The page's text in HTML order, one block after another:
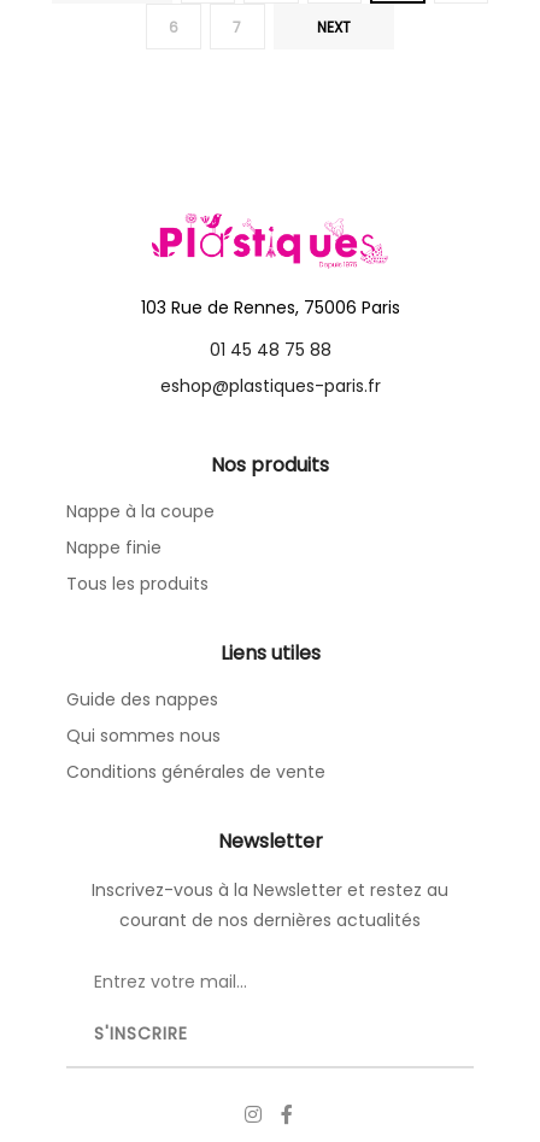
6 7 NEXT
103 Rue de Rennes, 75006 Paris
01 45 48 75 88
eshop@plastiques-paris.fr
Nos produits
Nappe à la coupe
Nappe finie
Tous les produits
Liens utiles
Guide des nappes
Qui sommes nous
Conditions générales de vente
Newsletter
Inscrivez-vous à la Newsletter et restez au
courant de nos dernières actualités